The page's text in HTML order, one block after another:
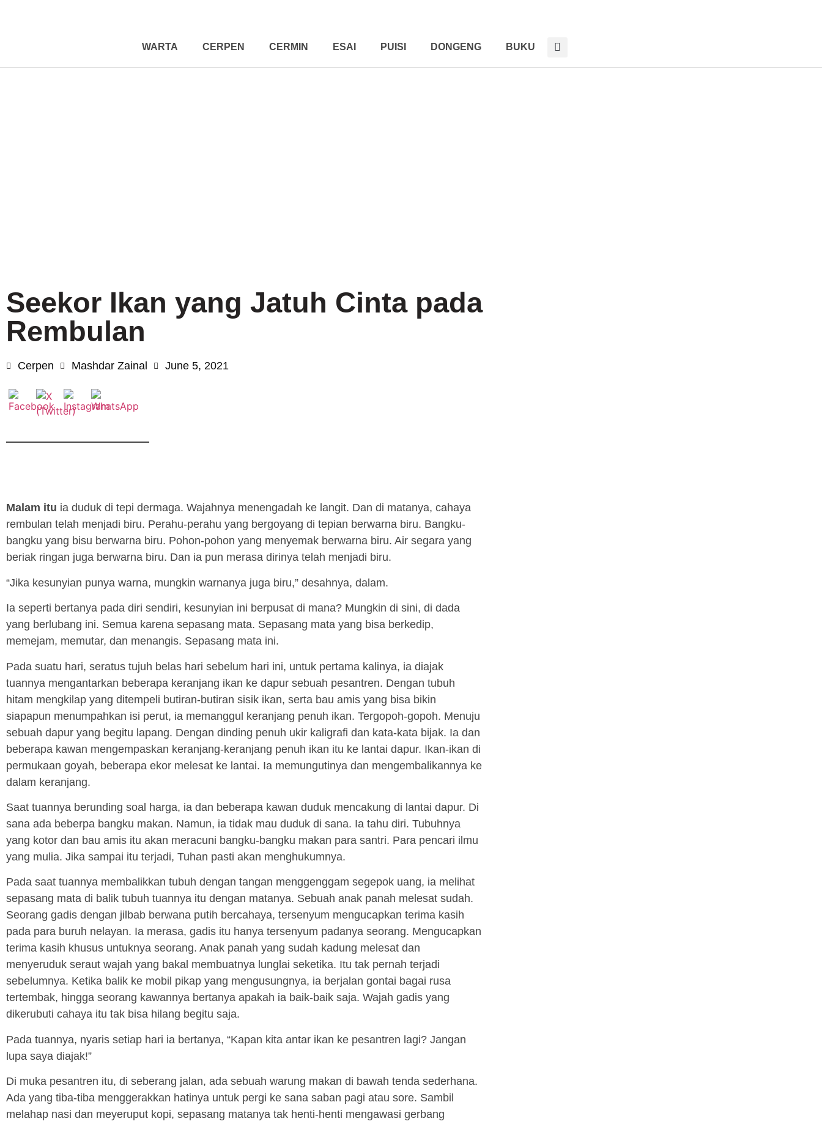
WARTA CERPEN CERMIN ESAI PUISI DONGENG BUKU
Seekor Ikan yang Jatuh Cinta pada
Rembulan
Cerpen Mashdar Zainal June 5, 2021
Malam itu ia duduk di tepi dermaga. Wajahnya menengadah ke langit. Dan di matanya, cahaya
rembulan telah menjadi biru. Perahu-perahu yang bergoyang di tepian berwarna biru. Bangku-
bangku yang bisu berwarna biru. Pohon-pohon yang menyemak berwarna biru. Air segara yang
beriak ringan juga berwarna biru. Dan ia pun merasa dirinya telah menjadi biru.
“Jika kesunyian punya warna, mungkin warnanya juga biru,” desahnya, dalam.
Ia seperti bertanya pada diri sendiri, kesunyian ini berpusat di mana? Mungkin di sini, di dada
yang berlubang ini. Semua karena sepasang mata. Sepasang mata yang bisa berkedip,
memejam, memutar, dan menangis. Sepasang mata ini.
Pada suatu hari, seratus tujuh belas hari sebelum hari ini, untuk pertama kalinya, ia diajak
tuannya mengantarkan beberapa keranjang ikan ke dapur sebuah pesantren. Dengan tubuh
hitam mengkilap yang ditempeli butiran-butiran sisik ikan, serta bau amis yang bisa bikin
siapapun menumpahkan isi perut, ia memanggul keranjang penuh ikan. Tergopoh-gopoh. Menuju
sebuah dapur yang begitu lapang. Dengan dinding penuh ukir kaligrafi dan kata-kata bijak. Ia dan
beberapa kawan mengempaskan keranjang-keranjang penuh ikan itu ke lantai dapur. Ikan-ikan di
permukaan goyah, beberapa ekor melesat ke lantai. Ia memungutinya dan mengembalikannya ke
dalam keranjang.
Saat tuannya berunding soal harga, ia dan beberapa kawan duduk mencakung di lantai dapur. Di
sana ada beberpa bangku makan. Namun, ia tidak mau duduk di sana. Ia tahu diri. Tubuhnya
yang kotor dan bau amis itu akan meracuni bangku-bangku makan para santri. Para pencari ilmu
yang mulia. Jika sampai itu terjadi, Tuhan pasti akan menghukumnya.
Pada saat tuannya membalikkan tubuh dengan tangan menggenggam segepok uang, ia melihat
sepasang mata di balik tubuh tuannya itu dengan matanya. Sebuah anak panah melesat sudah.
Seorang gadis dengan jilbab berwana putih bercahaya, tersenyum mengucapkan terima kasih
pada para buruh nelayan. Ia merasa, gadis itu hanya tersenyum padanya seorang. Mengucapkan
terima kasih khusus untuknya seorang. Anak panah yang sudah kadung melesat dan
menyeruduk seraut wajah yang bakal membuatnya lunglai seketika. Itu tak pernah terjadi
sebelumnya. Ketika balik ke mobil pikap yang mengusungnya, ia berjalan gontai bagai rusa
tertembak, hingga seorang kawannya bertanya apakah ia baik-baik saja. Wajah gadis yang
dikerubuti cahaya itu tak bisa hilang begitu saja.
Pada tuannya, nyaris setiap hari ia bertanya, “Kapan kita antar ikan ke pesantren lagi? Jangan
lupa saya diajak!”
Di muka pesantren itu, di seberang jalan, ada sebuah warung makan di bawah tenda sederhana.
Ada yang tiba-tiba menggerakkan hatinya untuk pergi ke sana saban pagi atau sore. Sambil
melahap nasi dan meyeruput kopi, sepasang matanya tak henti-henti mengawasi gerbang